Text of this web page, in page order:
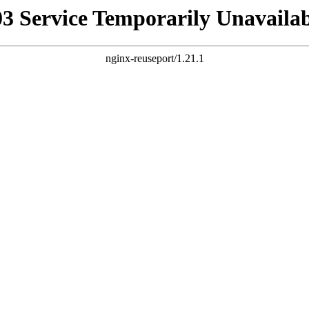
Service Temporarily
nginx-reuseport/1.21.1